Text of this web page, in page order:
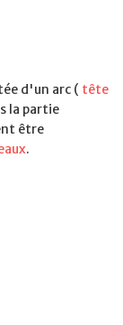
d'un arc ( tête
la partie
être
.